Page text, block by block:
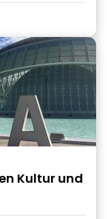
Kultur und